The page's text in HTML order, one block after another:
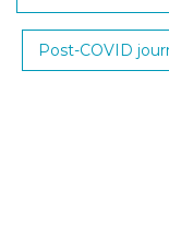
Post-COVID